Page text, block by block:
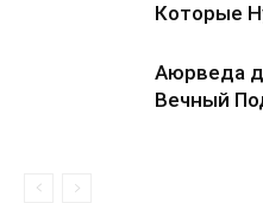
Которые
Аюрведа
Вечный